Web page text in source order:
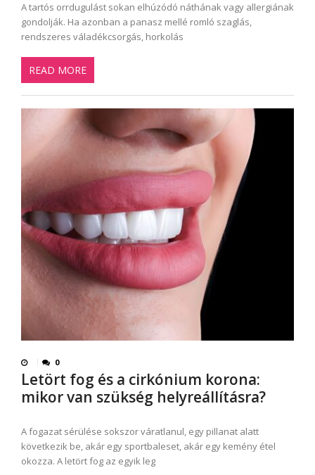
A tartós orrdugulást sokan elhúzódó náthának vagy allergiának
gondolják. Ha azonban a panasz mellé romló szaglás,
rendszeres váladékcsorgás, horkolás
READ MORE
0
Letört fog és a cirkónium korona:
mikor van szükség helyreállításra?
A fogazat sérülése sokszor váratlanul, egy pillanat alatt
következik be, akár egy sportbaleset, akár egy kemény étel
okozza. A letört fog az egyik leg